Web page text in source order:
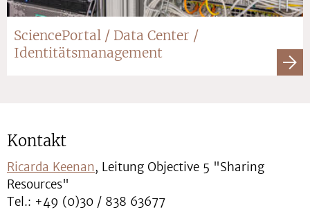
SciencePortal / Data Center /
Identitätsmanagement
Kontakt
Ricarda Keenan, Leitung Objective 5 "Sharing
Resources"
Tel.: +49 (0)30 / 838 63677